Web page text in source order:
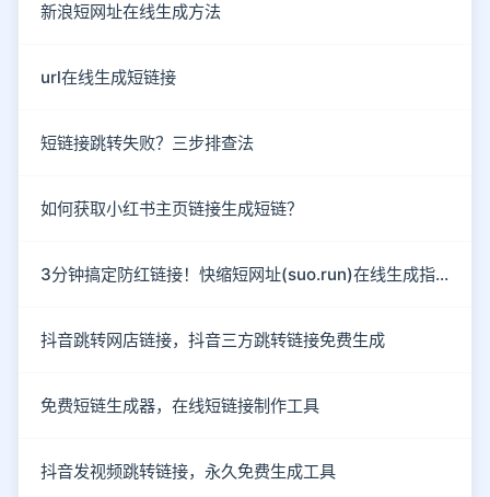
新浪短网址在线生成方法
url在线生成短链接
短链接跳转失败？三步排查法
如何获取小红书主页链接生成短链？
3分钟搞定防红链接！快缩短网址(suo.run)在线生成指南
抖音跳转网店链接，抖音三方跳转链接免费生成
免费短链生成器，在线短链接制作工具
抖音发视频跳转链接，永久免费生成工具